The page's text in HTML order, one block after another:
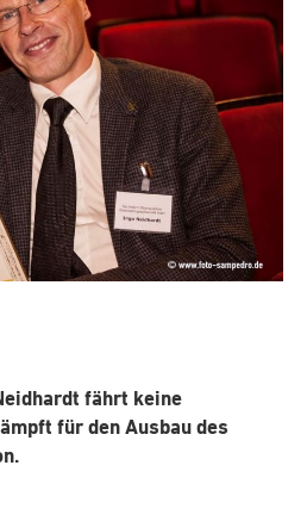
fährt keine
für den Ausbau des